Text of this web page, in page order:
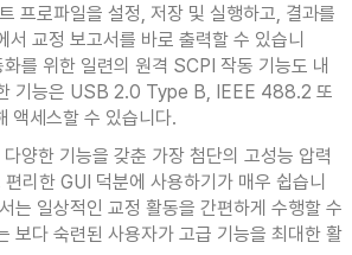
프로파일을 설정, 저장 및 실행하고, 결과를
서 교정 보고서를 바로 출력할 수 있습니
를 위한 일련의 원격 SCPI 작동 기능도 내
기능은 USB 2.0 Type B, IEEE 488.2 또
액세스할 수 있습니다.
양한 기능을 갖춘 가장 첨단의 고성능 압력
리한 GUI 덕분에 사용하기가 매우 쉽습니
는 일상적인 교정 활동을 간편하게 수행할 수
보다 숙련된 사용자가 고급 기능을 최대한 활